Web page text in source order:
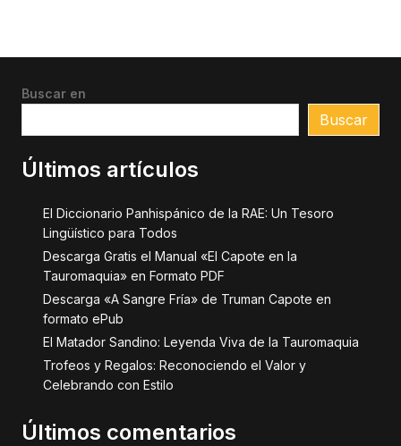
Buscar en
Buscar
Últimos artículos
El Diccionario Panhispánico de la RAE: Un Tesoro
Lingüístico para Todos
Descarga Gratis el Manual «El Capote en la
Tauromaquia» en Formato PDF
Descarga «A Sangre Fría» de Truman Capote en
formato ePub
El Matador Sandino: Leyenda Viva de la Tauromaquia
Trofeos y Regalos: Reconociendo el Valor y
Celebrando con Estilo
Últimos comentarios